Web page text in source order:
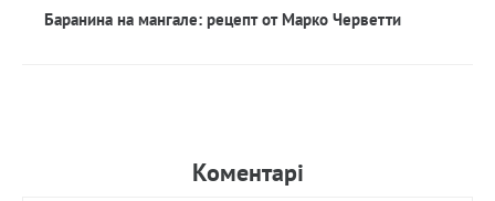
Баранина на мангале: рецепт от Марко Черветти
Коментарi